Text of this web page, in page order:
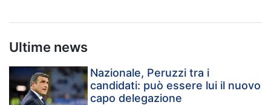
Ultime news
Nazionale, Peruzzi tra i
candidati: può essere lui il nuovo
capo delegazione